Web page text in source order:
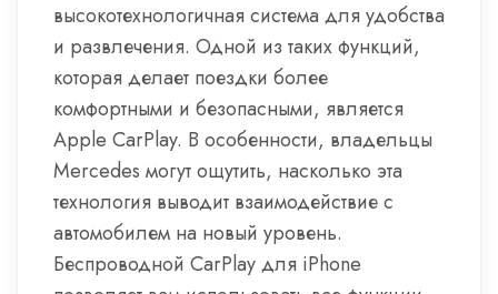
высокотехнологичная система для удобства
и развлечения. Одной из таких функций,
которая делает поездки более
комфортными и безопасными, является
Apple CarPlay. В особенности, владельцы
Mercedes могут ощутить, насколько эта
технология выводит взаимодействие с
автомобилем на новый уровень.
Беспроводной CarPlay для iPhone